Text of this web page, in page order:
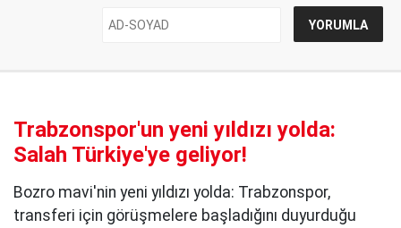
Trabzonspor'un yeni yıldızı yolda:
Salah Türkiye'ye geliyor!
Bozro mavi'nin yeni yıldızı yolda: Trabzonspor,
transferi için görüşmelere başladığını duyurduğu